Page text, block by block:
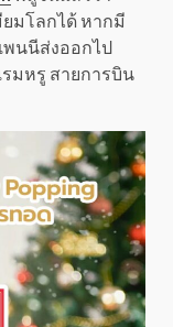
มโลกได้ หากมี
พนนีส่งออกไป
รมหรู สายการบิน